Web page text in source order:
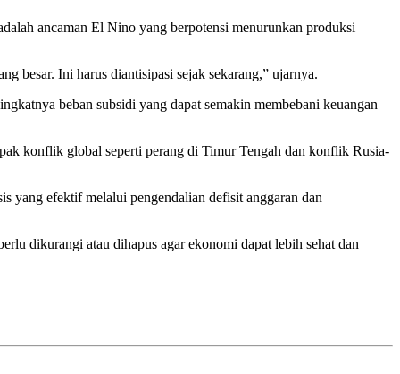
ancaman El Nino yang berpotensi menurunkan produksi
besar. Ini harus diantisipasi sejak sekarang,” ujarnya.
beban subsidi yang dapat semakin membebani keuangan
konflik global seperti perang di Timur Tengah dan konflik Rusia-
yang efektif melalui pengendalian defisit anggaran dan
dikurangi atau dihapus agar ekonomi dapat lebih sehat dan